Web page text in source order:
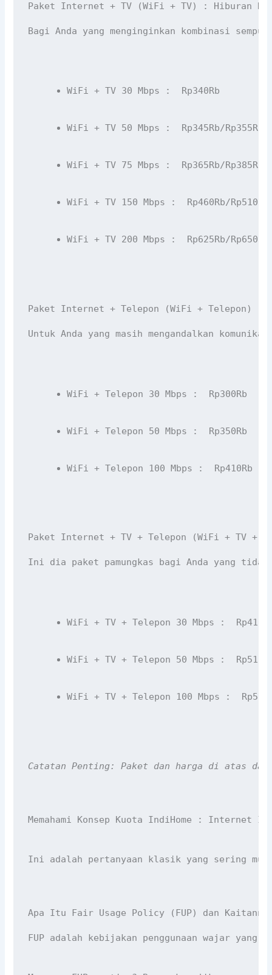
Paket Internet + TV (WiFi + TV) : Hiburan
Bagi Anda yang menginginkan kombinasi
WiFi + TV 30 Mbps :  Rp340Rb
WiFi + TV 50 Mbps :  Rp345Rb/Rp355Rb/
WiFi + TV 75 Mbps :  Rp365Rb/Rp385Rb/
WiFi + TV 150 Mbps :  Rp460Rb/
WiFi + TV 200 Mbps :  Rp625Rb/
Paket Internet + Telepon (WiFi + Telepon) :
Untuk Anda yang masih mengandalkan
WiFi + Telepon 30 Mbps :  Rp300Rb
WiFi + Telepon 50 Mbps :  Rp350Rb
WiFi + Telepon 100 Mbps :  Rp410Rb
Paket Internet + TV + Telepon (WiFi + TV +
Ini dia paket pamungkas bagi Anda yang
WiFi + TV + Telepon 30 Mbps :
WiFi + TV + Telepon 50 Mbps :
WiFi + TV + Telepon 100 Mbps :
Catatan Penting: Paket dan harga di atas
Memahami Konsep Kuota IndiHome : Internet
Ini adalah pertanyaan klasik yang sering
Apa Itu Fair Usage Policy (FUP) dan
FUP adalah kebijakan penggunaan wajar